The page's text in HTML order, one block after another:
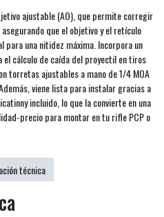
ajustable (AO), que permite corregir
que el objetivo y el retículo
una nitidez máxima. Incorpora un
cálculo de caída del proyectil en tiros
torretas ajustables a mano de 1/4 MOA
viene lista para instalar gracias a
incluido, lo que la convierte en una
precio para montar en tu rifle PCP o
técnica